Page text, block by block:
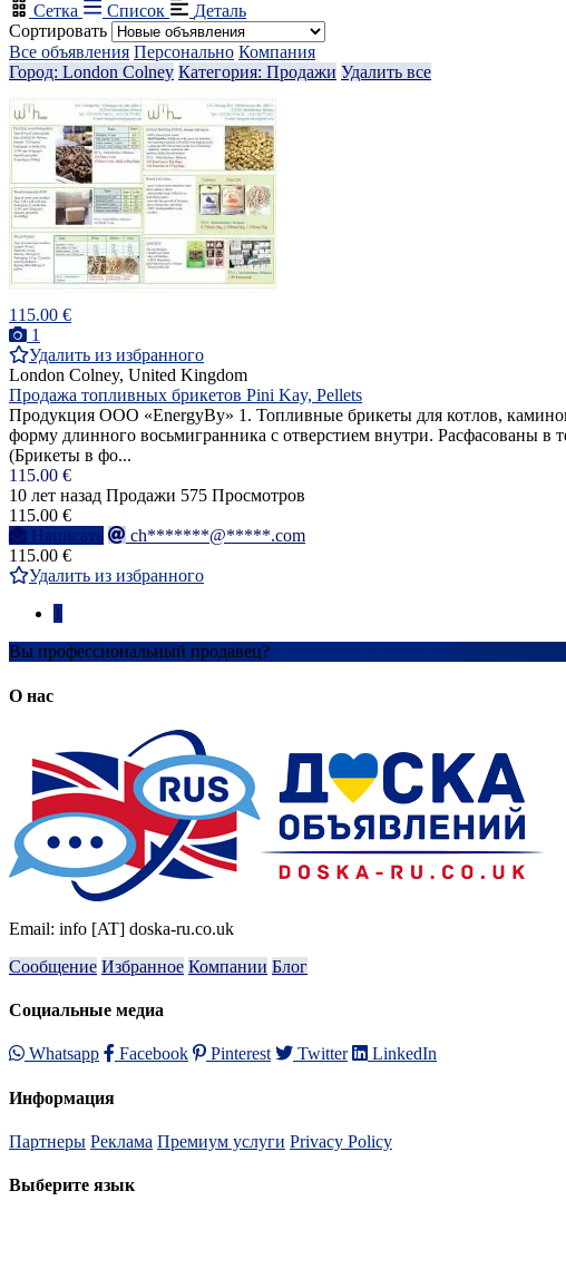
Сетка
Список
Деталь
Сортировать
Все объявления Персонально Компания
Город: London Colney Категория: Продажи Удалить все
115.00 €
1
Удалить из избранного
London Colney, United Kingdom
Продажа топливных брикетов Pini Kay, Pellets
Продукция ООО «EnergyBy» 1. Топливные брикеты для котлов,
форму длинного восьмигранника с отверстием внутри. Расфасованы
(Брикеты в фо...
115.00 €
10 лет назад Продажи 575 Просмотров
115.00 €
Написать
ch*******@*****.com
115.00 €
Удалить из избранного
Вы профессиональный продавец?
О нас
Email: info [AT] doska-ru.co.uk
Сообщение Избранное Компании Блог
Социальные медиа
Whatsapp Facebook Pinterest Twitter LinkedIn
Информация
Партнеры Реклама Премиум услуги Privacy Policy
Выберите язык